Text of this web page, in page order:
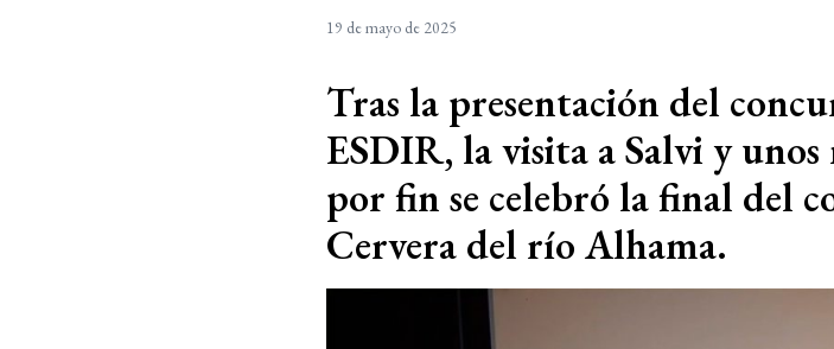
19 de mayo de 2025
Tras la presentación del
ESDIR, la visita a Salvi y
por fin se celebró la final del
Cervera del río Alhama.